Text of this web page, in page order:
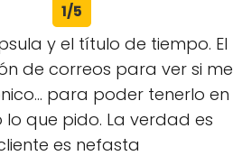
1/5
y el título de tiempo. El
de correos para ver si me
para poder tenerlo en
que pido. La verdad es
es nefasta